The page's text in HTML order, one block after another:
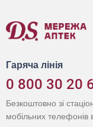
Гаряча лінія
0 800 30 20
Безкоштовно зі
мобільних телефонів